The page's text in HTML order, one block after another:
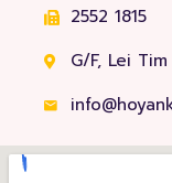
2552 1815
G/F, Lei